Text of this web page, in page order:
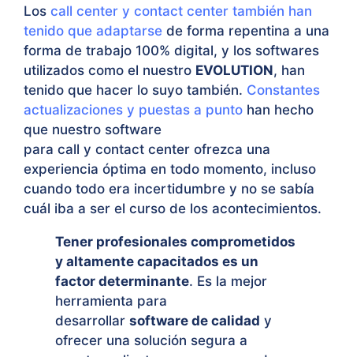
Los call center y contact center también han
tenido que adaptarse de forma repentina a una
forma de trabajo 100% digital, y los softwares
utilizados como el nuestro EVOLUTION, han
tenido que hacer lo suyo también. Constantes
actualizaciones y puestas a punto han hecho
que nuestro software
para call y contact center ofrezca una
experiencia óptima en todo momento, incluso
cuando todo era incertidumbre y no se sabía
cuál iba a ser el curso de los acontecimientos.
Tener profesionales comprometidos
y altamente capacitados es un
factor determinante. Es la mejor
herramienta para
desarrollar software de calidad y
ofrecer una solución segura a